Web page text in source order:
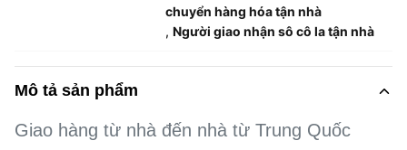
chuyển hàng hóa tận nhà
, Người giao nhận sô cô la tận nhà
Mô tả sản phẩm
Giao hàng từ nhà đến nhà từ Trung Quốc